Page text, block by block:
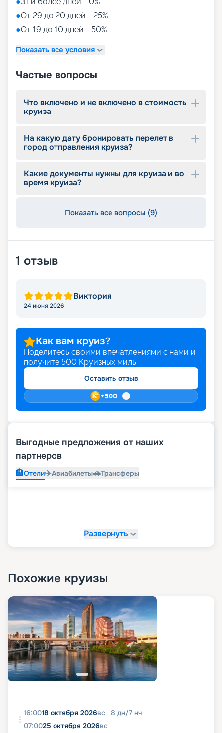
●От 29 до 20 дней - 25%
●От 19 до 10 дней - 50%
Показать все условия
Частые вопросы
Что включено и не включено в стоимость
круиза
На какую дату бронировать перелет в
город отправления круиза?
Какие документы нужны для круиза и во
время круиза?
Показать все вопросы (9)
1 отзыв
Виктория
24 июня 2026
Как вам круиз?
Поделитесь своими впечатлениями с нами и
получите 500 Круизных миль
Оставить отзыв
+500
Выгодные предложения от наших
партнеров
🏨Отели✈️Авиабилеты🚗Трансферы
Развернуть
Похожие круизы
16:0018 октября 2026вс 8 дн/7 нч
07:0025 октября 2026вс